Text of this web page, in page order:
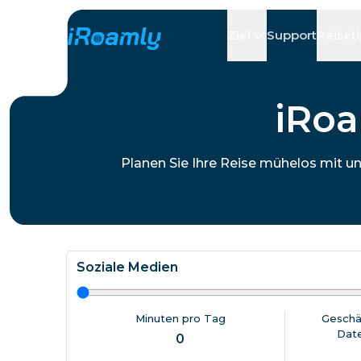
Support
Albanien
Kanada
Planen Sie Ihre Reise mühelos mit
Soziale Medien
Minuten pro Tag
0